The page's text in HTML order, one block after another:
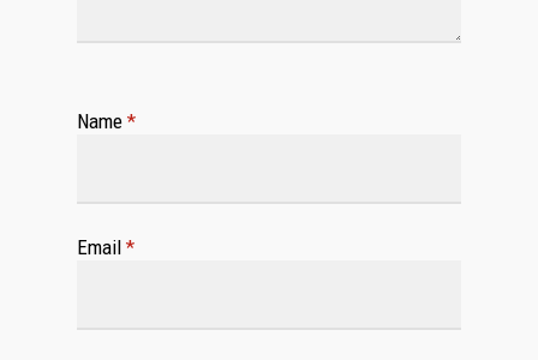
Name *
Email *